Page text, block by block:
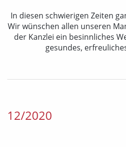
In diesen schwierigen Zeiten
Wir wünschen allen unseren
der Kanzlei ein besinnliches
gesundes,
12/2020